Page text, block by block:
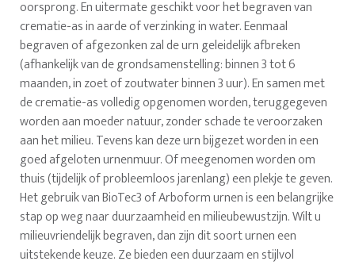
oorsprong. En uitermate geschikt voor het begraven van
crematie-as in aarde of verzinking in water. Eenmaal
begraven of afgezonken zal de urn geleidelijk afbreken
(afhankelijk van de grondsamenstelling: binnen 3 tot 6
maanden, in zoet of zoutwater binnen 3 uur). En samen met
de crematie-as volledig opgenomen worden, teruggegeven
worden aan moeder natuur, zonder schade te veroorzaken
aan het milieu. Tevens kan deze urn bijgezet worden in een
goed afgeloten urnenmuur. Of meegenomen worden om
thuis (tijdelijk of probleemloos jarenlang) een plekje te geven.
Het gebruik van BioTec3 of Arboform urnen is een belangrijke
stap op weg naar duurzaamheid en milieubewustzijn. Wilt u
milieuvriendelijk begraven, dan zijn dit soort urnen een
uitstekende keuze. Ze bieden een duurzaam en stijlvol